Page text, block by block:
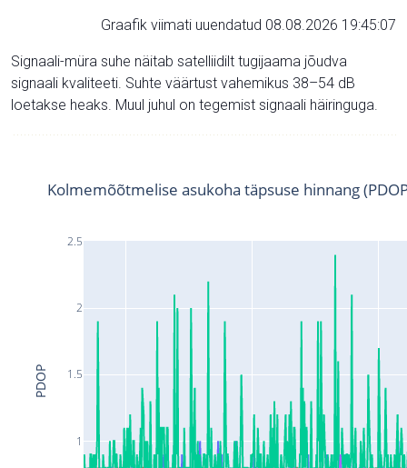
Graafik viimati uuendatud 08.08.2026 19:45:07
Signaali-müra suhe näitab satelliidilt tugijaama jõudva
signaali kvaliteeti. Suhte väärtust vahemikus 38–54 dB
loetakse heaks. Muul juhul on tegemist signaali häiringuga.
1
1.5
2
2.5
Kolmemõõtmelise asukoha täpsuse hinnang
PDOP